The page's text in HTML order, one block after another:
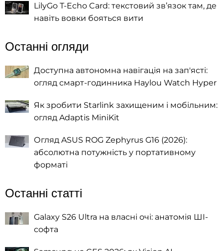
LilyGo T-Echo Card: текстовий зв’язок там, де
навіть вовки бояться вити
Останні огляди
Доступна автономна навігація на зап'ясті:
огляд смарт-годинника Haylou Watch Hyper
Як зробити Starlink захищеним і мобільним:
огляд Adaptis MiniKit
Огляд ASUS ROG Zephyrus G16 (2026):
абсолютна потужність у портативному
форматі
Останні статті
Galaxy S26 Ultra на власні очі: анатомія ШІ-
софта